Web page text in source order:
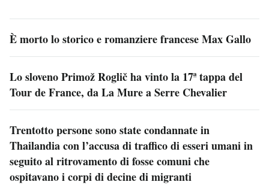
È morto lo storico e romanziere francese Max Gallo
Lo sloveno Primož Roglič ha vinto la 17ª tappa del
Tour de France, da La Mure a Serre Chevalier
Trentotto persone sono state condannate in
Thailandia con l’accusa di traffico di esseri umani in
seguito al ritrovamento di fosse comuni che
ospitavano i corpi di decine di migranti